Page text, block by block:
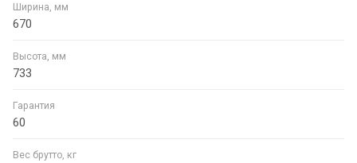
Ширина, мм
670
Высота, мм
733
Гарантия
60
Вес брутто, кг